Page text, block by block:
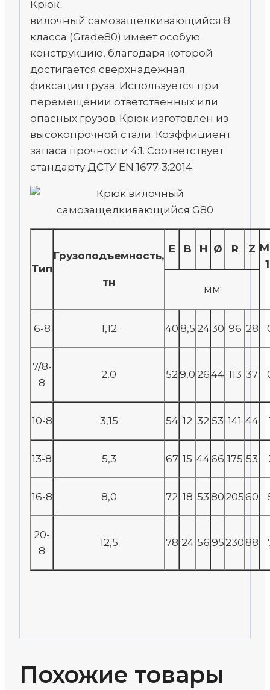
Крюк
вилочный самозащелкивающийся 8
класса (Grade80) имеет особую
конструкцию, благодаря которой
достигается сверхнадежная
фиксация груза. Используется при
перемещении ответственных или
опасных грузов. Крюк изготовлен из
высокопрочной стали. Коэффициент
запаса прочности 4:1. Соответствует
стандарту ДСТУ EN 1677-3:2014.
Тип
Грузоподъемность,
тн
E B H Ø R Z
мм
6-8 1,12 40 8,5 2430 96 28
7/8-
8
2,0 52 9,0 2644 113 37
10-8 3,15 54 12 32 53 141 44
13-8 5,3 67 15 4466 175 53
16-8 8,0 72 18 53 80 20560
20-
8
12,5 78 24 56 95 23088
Похожие товары